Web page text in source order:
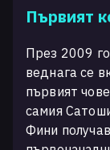
Първият
През 2009
веднага се
първият
самия
Фини